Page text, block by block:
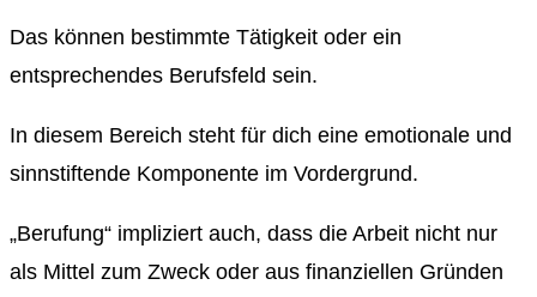
Das können bestimmte Tätigkeit oder ein
entsprechendes Berufsfeld sein.
In diesem Bereich steht für dich eine emotionale und
sinnstiftende Komponente im Vordergrund.
„Berufung“ impliziert auch, dass die Arbeit nicht nur
als Mittel zum Zweck oder aus finanziellen Gründen